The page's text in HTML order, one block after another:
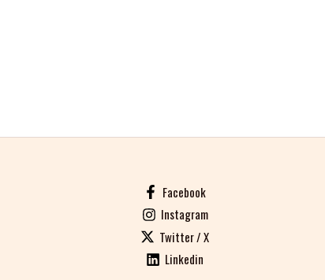
Facebook
Instagram
Twitter / X
Linkedin